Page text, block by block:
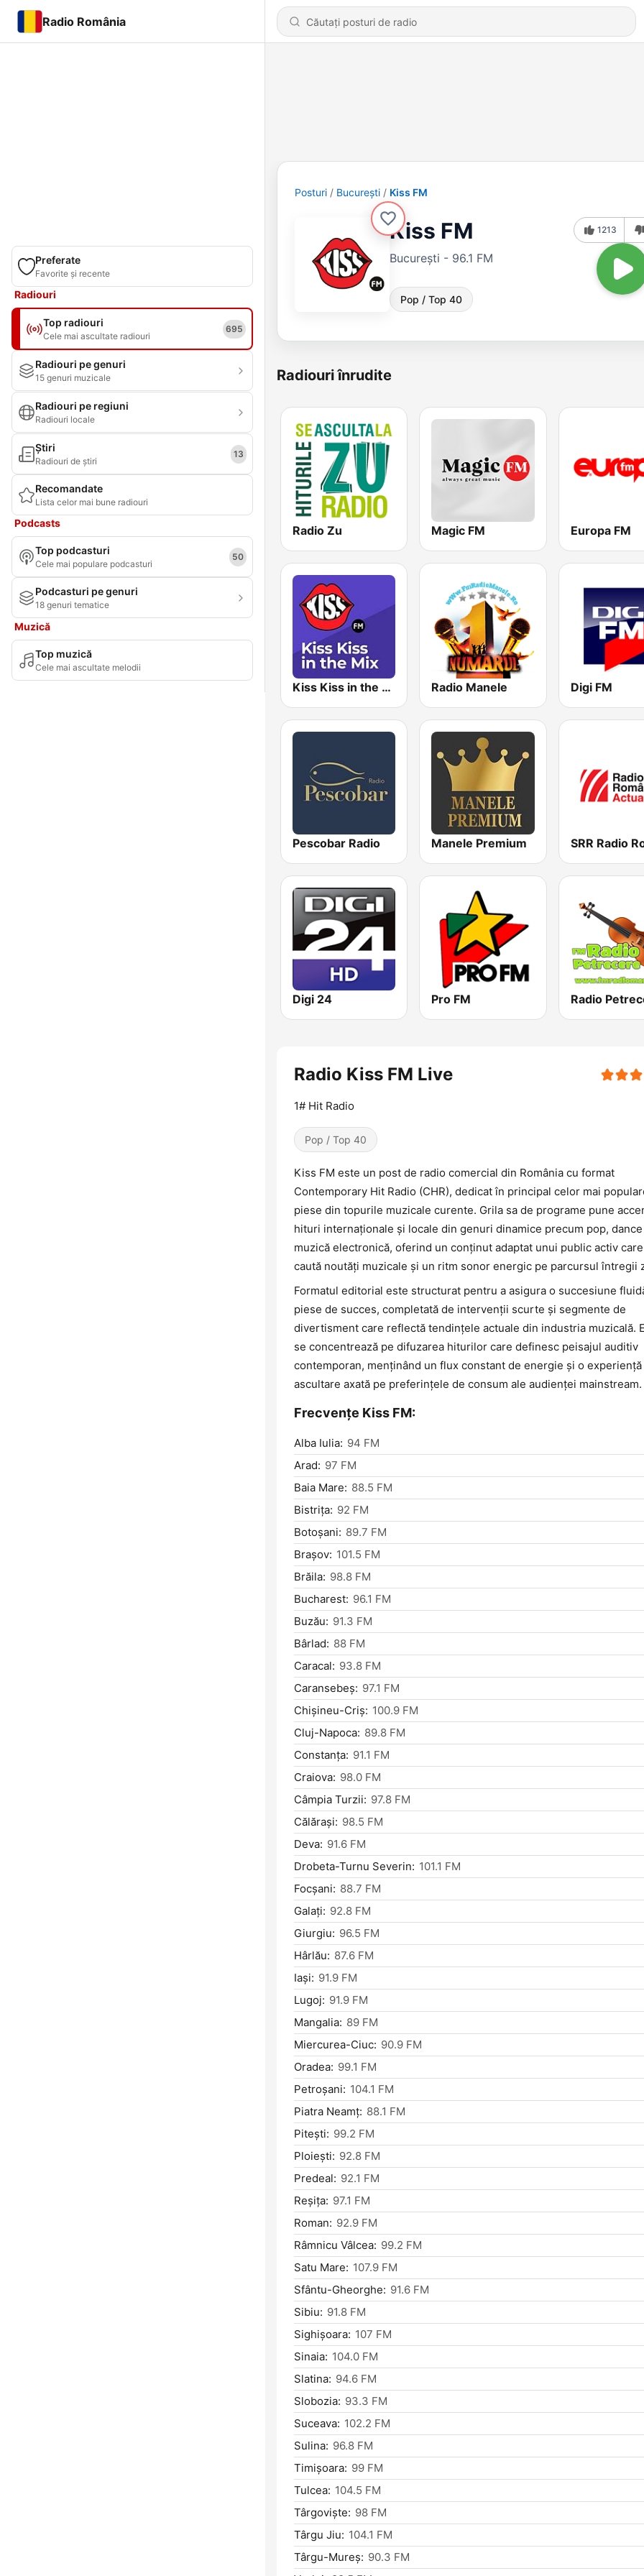
Radio România
Preferate
Favorite și recente
Radiouri
Top radiouri
Cele mai ascultate radiouri
695
Radiouri pe genuri
15 genuri muzicale
Radiouri pe regiuni
Radiouri locale
Știri
Radiouri de știri
13
Recomandate
Lista celor mai bune radiouri
Podcasts
Top podcasturi
Cele mai populare podcasturi
50
Podcasturi pe genuri
18 genuri tematice
Muzică
Top muzică
Cele mai ascultate melodii
Posturi Bucureşti Kiss FM
Kiss FM
Bucureşti - 96.1 FM
Pop / Top 40
1213
Radiouri înrudite
Radio Zu Magic FM Europa FM
Kiss Kiss in the Mix Radio Radio Manele Digi FM
Pescobar Radio Manele Premium
Digi 24 Pro FM
Radio Kiss FM Live
1# Hit Radio
Pop / Top 40
Kiss FM este un post de radio comercial din România cu format
Contemporary Hit Radio (CHR), dedicat în principal celor mai
piese din topurile muzicale curente. Grila sa de programe pune
hituri internaționale și locale din genuri dinamice precum pop,
muzică electronică, oferind un conținut adaptat unui public activ care
caută noutăți muzicale și un ritm sonor energic pe parcursul întregii
Formatul editorial este structurat pentru a asigura o succesiune
piese de succes, completată de intervenții scurte și segmente de
divertisment care reflectă tendințele actuale din industria muzicală.
se concentrează pe difuzarea hiturilor care definesc peisajul auditiv
contemporan, menținând un flux constant de energie și o experiență
ascultare axată pe preferințele de consum ale audienței mainstream.
Frecvențe Kiss FM:
Alba Iulia: 94 FM
Arad: 97 FM
Baia Mare: 88.5 FM
Bistriţa: 92 FM
Botoşani: 89.7 FM
Braşov: 101.5 FM
Brăila: 98.8 FM
Bucharest: 96.1 FM
Buzău: 91.3 FM
Bârlad: 88 FM
Caracal: 93.8 FM
Caransebeş: 97.1 FM
Chişineu-Criş: 100.9 FM
Cluj-Napoca: 89.8 FM
Constanţa: 91.1 FM
Craiova: 98.0 FM
Câmpia Turzii: 97.8 FM
Călăraşi: 98.5 FM
Deva: 91.6 FM
Drobeta-Turnu Severin: 101.1 FM
Focşani: 88.7 FM
Galaţi: 92.8 FM
Giurgiu: 96.5 FM
Hârlău: 87.6 FM
Iaşi: 91.9 FM
Lugoj: 91.9 FM
Mangalia: 89 FM
Miercurea-Ciuc: 90.9 FM
Oradea: 99.1 FM
Petroşani: 104.1 FM
Piatra Neamţ: 88.1 FM
Piteşti: 99.2 FM
Ploieşti: 92.8 FM
Predeal: 92.1 FM
Reşiţa: 97.1 FM
Roman: 92.9 FM
Râmnicu Vâlcea: 99.2 FM
Satu Mare: 107.9 FM
Sfântu-Gheorghe: 91.6 FM
Sibiu: 91.8 FM
Sighișoara: 107 FM
Sinaia: 104.0 FM
Slatina: 94.6 FM
Slobozia: 93.3 FM
Suceava: 102.2 FM
Sulina: 96.8 FM
Timişoara: 99 FM
Tulcea: 104.5 FM
Târgovişte: 98 FM
Târgu Jiu: 104.1 FM
Târgu-Mureş: 90.3 FM